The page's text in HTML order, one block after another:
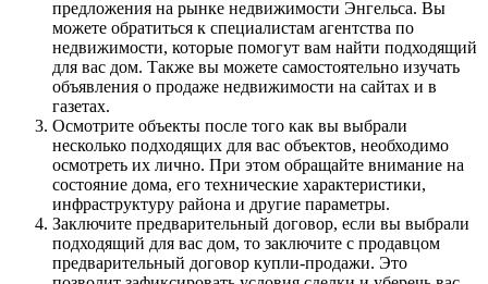
предложения на рынке недвижимости Энгельса. Вы
можете обратиться к специалистам агентства по
недвижимости, которые помогут вам найти подходящий
для вас дом. Также вы можете самостоятельно изучать
объявления о продаже недвижимости на сайтах и в
газетах.
Осмотрите объекты после того как вы выбрали
несколько подходящих для вас объектов, необходимо
осмотреть их лично. При этом обращайте внимание на
состояние дома, его технические характеристики,
инфраструктуру района и другие параметры.
Заключите предварительный договор, если вы выбрали
подходящий для вас дом, то заключите с продавцом
предварительный договор купли-продажи. Это